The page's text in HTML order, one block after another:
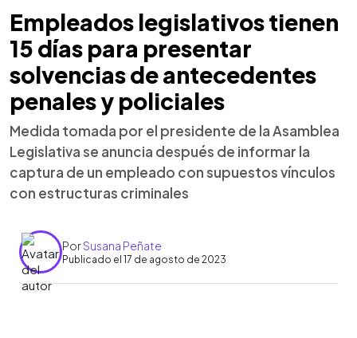
Empleados legislativos tienen
15 días para presentar
solvencias de antecedentes
penales y policiales
Medida tomada por el presidente de la Asamblea
Legislativa se anuncia después de informar la
captura de un empleado con supuestos vínculos
con estructuras criminales
PorSusana Peñate
Publicado el 17 de agosto de 2023